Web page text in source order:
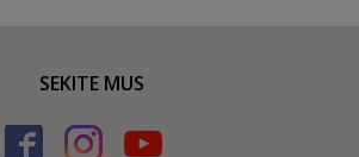
SEKITE MUS